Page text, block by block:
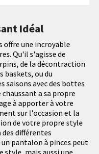
Idéal
offre une incroyable
Qu'il s'agisse de
de la décontraction
baskets, ou du
saisons avec des bottes
a sa propre
à apporter à votre
sur l'occasion et la
de votre propre style
différentes
un pantalon à pinces peut
style, mais aussi une